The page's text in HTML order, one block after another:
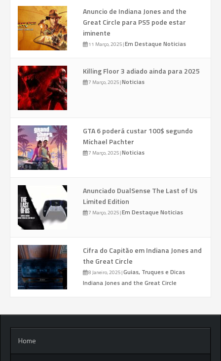
Anuncio de Indiana Jones and the
Great Circle para PS5 pode estar
iminente
11 Março, 2025|Em Destaque Noticias
Killing Floor 3 adiado ainda para 2025
7 Março, 2025|Noticias
GTA 6 poderá custar 100$ segundo
Michael Pachter
7 Março, 2025|Noticias
Anunciado DualSense The Last of Us
Limited Edition
7 Março, 2025|Em Destaque Noticias
Cifra do Capitão em Indiana Jones and
the Great Circle
8 Janeiro, 2025|Guias, Truques e Dicas
Indiana Jones and the Great Circle
Home